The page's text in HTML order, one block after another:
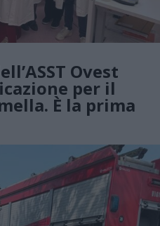
Ovest
per il
È la prima